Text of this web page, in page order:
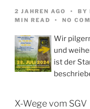
2 JAHREN AGO BY
MIN READ
NO
Wir
und
ist der
X-Wege vom SGV